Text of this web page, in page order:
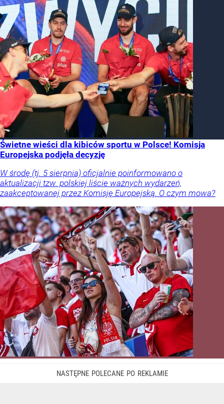
Świetne wieści dla kibiców sportu w Polsce! Komisja
Europejska podjęła decyzję
W środę (tj. 5 sierpnia) oficjalnie poinformowano o
aktualizacji tzw. polskiej liście ważnych wydarzeń,
zaakceptowanej przez Komisję Europejską. O czym mowa?